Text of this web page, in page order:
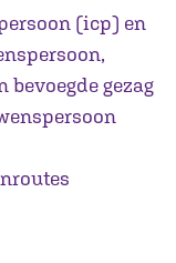
(icp) en
gezag